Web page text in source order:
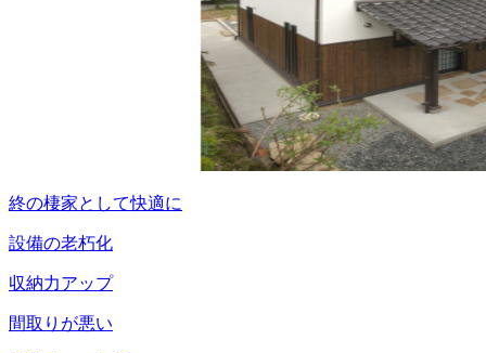
終の棲家として快適に
設備の老朽化
収納力アップ
間取りが悪い